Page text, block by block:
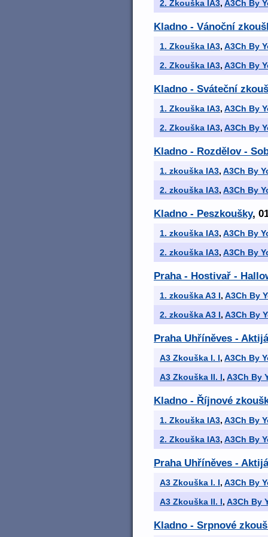
2. Zkouška IA3, A3Ch By
Kladno - Vánoční
1. Zkouška IA3, A3Ch By
2. Zkouška IA3, A3Ch By
Kladno - Sváteční
1. Zkouška IA3, A3Ch By
2. Zkouška IA3, A3Ch By
Kladno - Rozdělov -
1. zkouška IA3, A3Ch By
2. zkouška IA3, A3Ch By
Kladno - Peszkoušky,
1. zkouška IA3, A3Ch By
2. zkouška IA3, A3Ch By
Praha - Hostivař -
1. zkouška A3 I, A3Ch By
2. zkouška A3 I, A3Ch By
Praha Uhříněves -
A3 Zkouška I. I, A3Ch By
A3 Zkouška II. I, A3Ch By
Kladno - Říjnové
1. Zkouška IA3, A3Ch By
2. Zkouška IA3, A3Ch By
Praha Uhříněves -
A3 Zkouška I. I, A3Ch By
A3 Zkouška II. I, A3Ch By
Kladno - Srpnové